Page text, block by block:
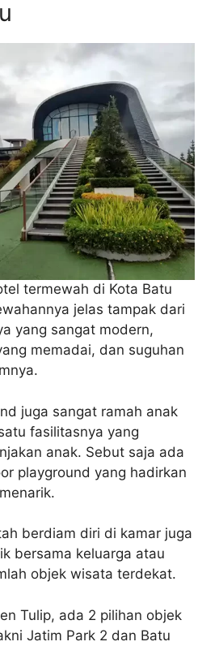
termewah di Kota Batu
jelas tampak dari
yang sangat modern,
memadai, dan suguhan
juga sangat ramah anak
fasilitasnya yang
anak. Sebut saja ada
playground yang hadirkan
berdiam diri di kamar juga
bersama keluarga atau
objek wisata terdekat.
Tulip, ada 2 pilihan objek
Jatim Park 2 dan Batu